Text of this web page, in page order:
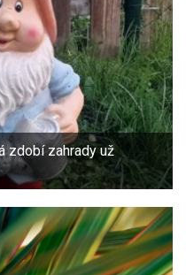
zdobí zahrady už